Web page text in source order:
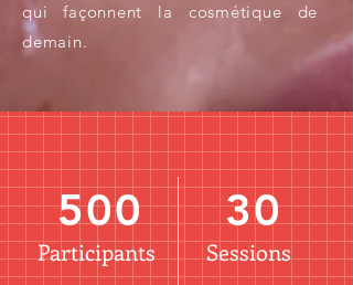
qui façonnent la cosmétique de
demain.
Participants
500
Sessions
30